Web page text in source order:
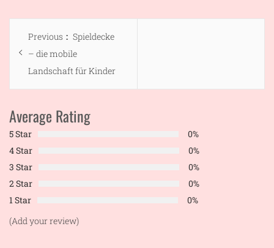
Beitragsnavigation
Previous
Previous
post:
Spieldecke
– die mobile
Landschaft für Kinder
Average Rating
5 Star
0%
4 Star
0%
3 Star
0%
2 Star
0%
1 Star
0%
(Add your review)